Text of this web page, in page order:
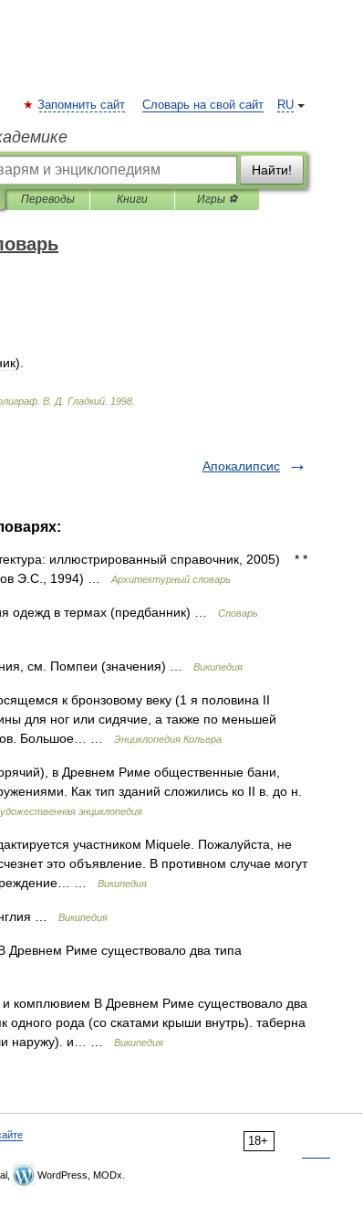
RU
Запомнить сайт Словарь на свой сайт
Найти!
Переводы Книги Игры ⚽
).
В Д Гладкий 1998
Апокалипсис
иллюстрированный справочник, 2005) * *
Э.С., 1994) …
Архитектурный словарь
в термах (предбанник) …
Словарь
см. Помпеи (значения) … Википедия
к бронзовому веку (1 я половина II
для ног или сидячие, а также по меньшей
Большое… …
Энциклопедия Кольера
в Древнем Риме общественные бани,
Как тип зданий сложились ко II в. до н.
энциклопедия
участником Miquele. Пожалуйста, не
это объявление. В противном случае могут
…
Википедия
… Википедия
Риме существовало два типа
комплювием В Древнем Риме существовало два
рода (со скатами крыши внутрь). таберна
наружу). и… …
Википедия
18+
WordPress, MODx.